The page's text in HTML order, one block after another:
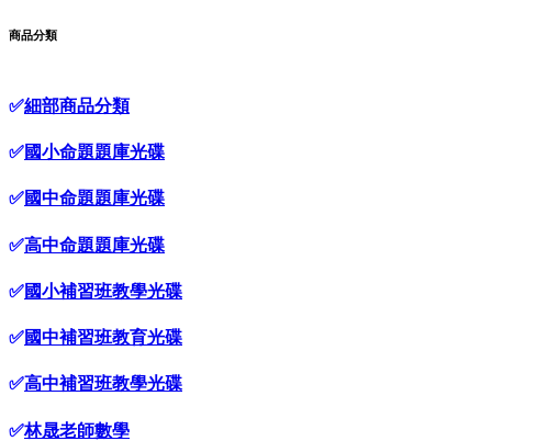
商品分類
✅細部商品分類
✅國小命題題庫光碟
✅國中命題題庫光碟
✅高中命題題庫光碟
✅國小補習班教學光碟
✅國中補習班教育光碟
✅高中補習班教學光碟
✅林晟老師數學